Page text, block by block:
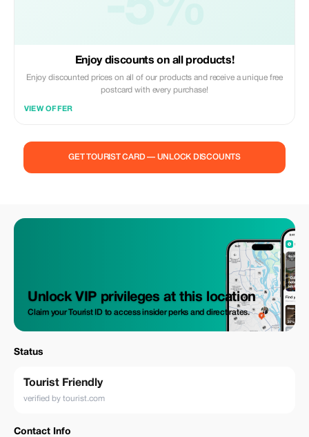
Enjoy discounts on all products!
Enjoy discounted prices on all of our products and receive a unique free
postcard with every purchase!
VIEW OFFER
GET TOURIST CARD — UNLOCK DISCOUNTS
Unlock VIP privileges at this location
Claim your Tourist ID to access insider perks and direct rates.
Status
Tourist Friendly
verified by tourist.com
Contact Info